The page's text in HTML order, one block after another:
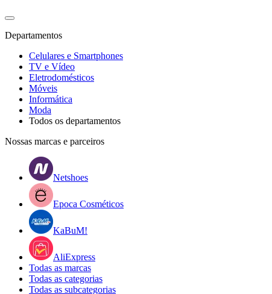
Departamentos
Celulares e Smartphones
TV e Vídeo
Eletrodomésticos
Móveis
Informática
Moda
Todos os departamentos
Nossas marcas e parceiros
Netshoes
Epoca Cosméticos
KaBuM!
AliExpress
Todas as marcas
Todas as categorias
Todas as subcategorias